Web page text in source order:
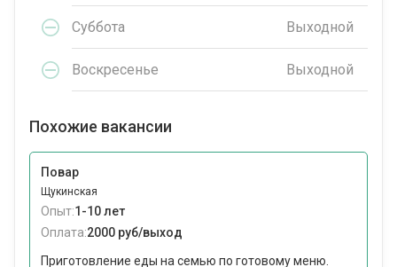
Суббота Выходной
Воскресенье Выходной
Похожие вакансии
Повар
Щукинская
Опыт:1-10 лет
Оплата:2000 руб/выход
Приготовление еды на семью по готовому меню.